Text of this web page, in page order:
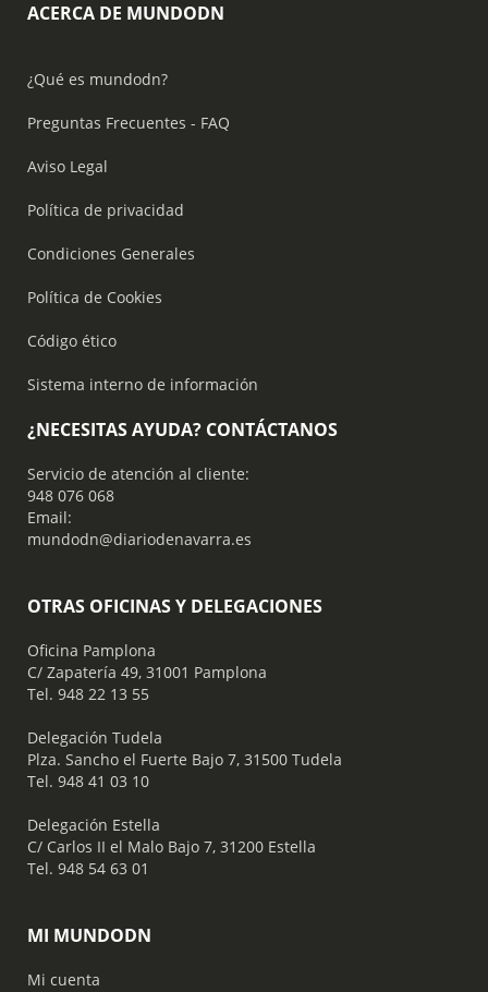
ACERCA DE MUNDODN
¿Qué es mundodn?
Preguntas Frecuentes - FAQ
Aviso Legal
Política de privacidad
Condiciones Generales
Política de Cookies
Código ético
Sistema interno de información
¿NECESITAS AYUDA? CONTÁCTANOS
Servicio de atención al cliente:
948 076 068
Email:
mundodn@diariodenavarra.es
OTRAS OFICINAS Y DELEGACIONES
Oficina Pamplona
C/ Zapatería 49, 31001 Pamplona
Tel. 948 22 13 55
​ Delegación Tudela
Plza. Sancho el Fuerte Bajo 7, 31500 Tudela
Tel. 948 41 03 10
​ Delegación Estella
C/ Carlos II el Malo Bajo 7, 31200 Estella
Tel. 948 54 63 01
MI MUNDODN
Mi cuenta